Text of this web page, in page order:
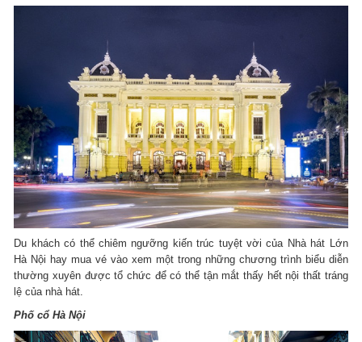
Du khách có thể chiêm ngưỡng kiến trúc tuyệt vời của Nhà hát Lớn
Hà Nội hay mua vé vào xem một trong những chương trình biểu diễn
thường xuyên được tổ chức để có thể tận mắt thấy hết nội thất tráng
lệ của nhà hát.
Phố cổ Hà Nội